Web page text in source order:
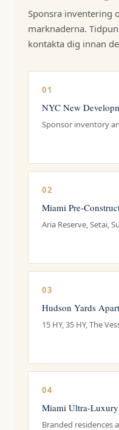
Sponsra inventering
marknaderna.
kontakta dig innan
01
NYC New
Sponsor inventory
02
Miami Pre-
Aria Reserve, Setai,
03
Hudson Yards
15 HY, 35 HY, The
04
Miami Ultra-
Branded